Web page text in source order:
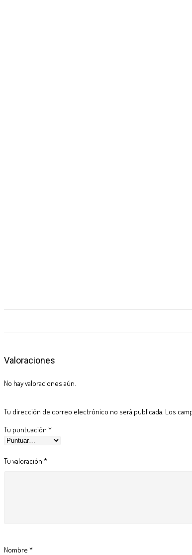
Valoraciones
No hay valoraciones aún.
Tu dirección de correo electrónico no será publicada. Los
Tu puntuación *
Tu valoración *
Nombre *